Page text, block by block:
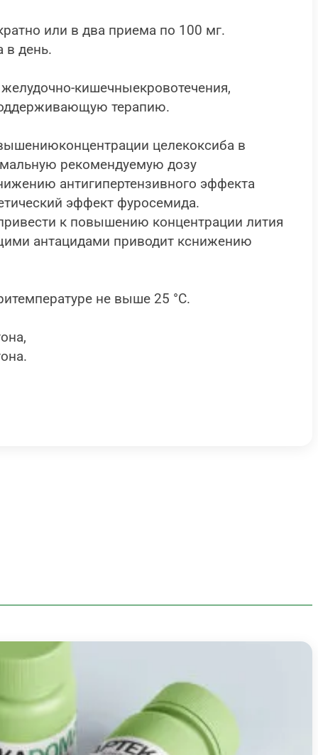
или в два приема по 100 мг.
в день.
кишечныекровотечения,
терапию.
целекоксиба в
рекомендуемую дозу
антигипертензивного эффекта
эффект фуросемида.
к повышению концентрации лития
антацидами приводит кснижению
не выше 25 °С.